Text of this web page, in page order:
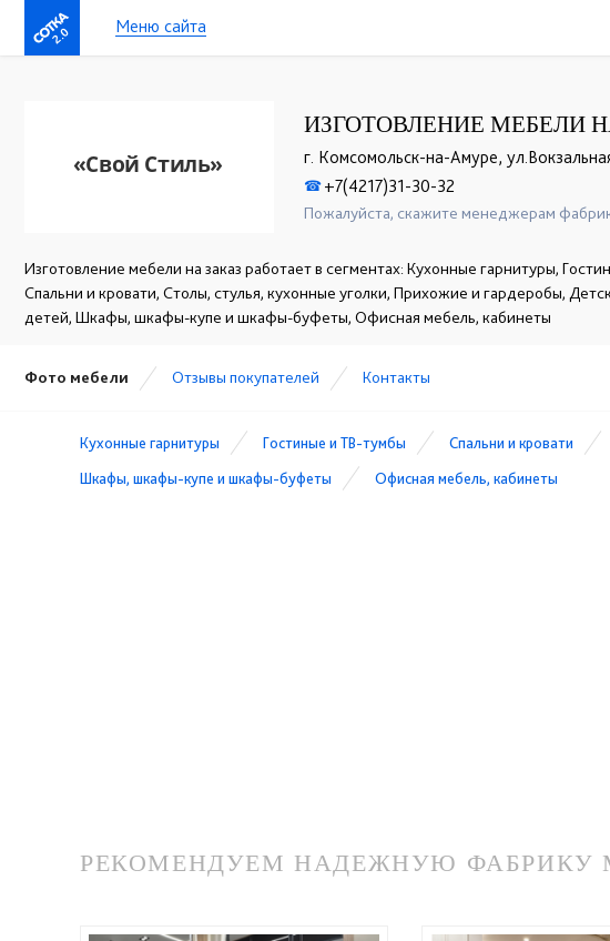
2.0 Меню сайта
ИЗГОТОВЛЕНИЕ МЕБЕЛИ
г. Комсомольск-на-Амуре,
☎+7(4217)31-30-32
Пожалуйста, скажите менеджерам
Изготовление мебели на заказ работает в сегментах: Кухонные гарнитуры,
Спальни и кровати, Столы, стулья, кухонные уголки, Прихожие и гардеробы,
детей, Шкафы, шкафы-купе и шкафы-буфеты, Офисная мебель, кабинеты
Фото мебели Отзывы покупателей Контакты
Кухонные гарнитуры Гостиные и ТВ-тумбы Спальни и кровати
Шкафы, шкафы-купе и шкафы-буфеты
Офисная мебель, кабинеты
РЕКОМЕНДУЕМ НАДЕЖНУЮ ФАБРИКУ